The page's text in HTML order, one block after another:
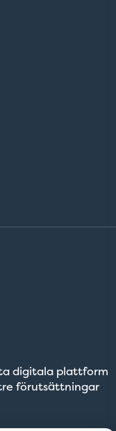
digitala plattform
förutsättningar